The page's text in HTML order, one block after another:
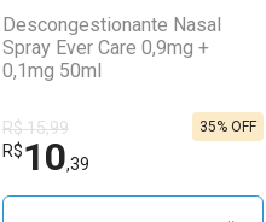
Ativar Desconto
Descongestionante Nasal
Spray Ever Care 0,9mg +
0,1mg 50ml
R$ 15,99
R$10,39
35% OFF